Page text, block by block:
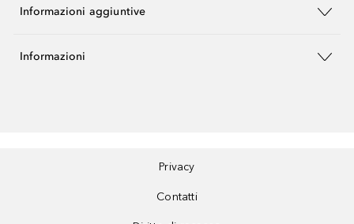
Informazioni aggiuntive
Informazioni
Privacy
Contatti